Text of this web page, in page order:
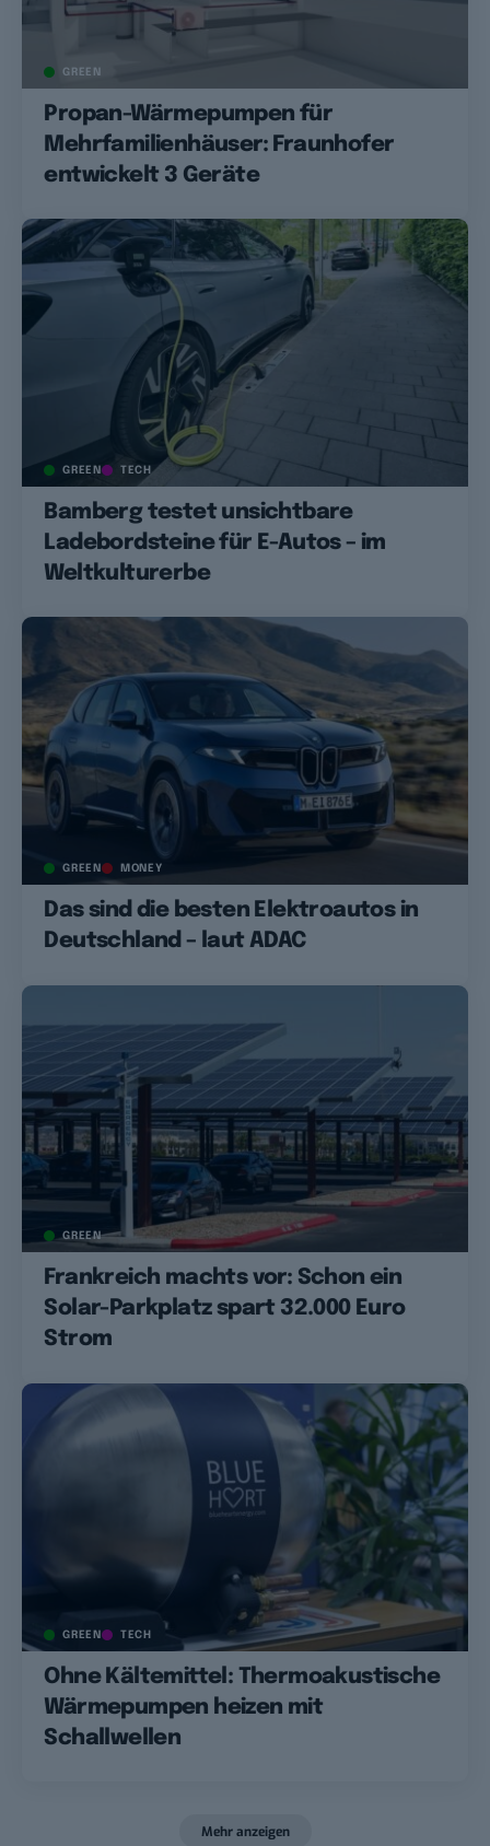
GREEN
Propan-Wärmepumpen für
Mehrfamilienhäuser: Fraunhofer
entwickelt 3 Geräte
GREEN TECH
Bamberg testet unsichtbare
Ladebordsteine für E-Autos – im
Weltkulturerbe
GREEN MONEY
Das sind die besten Elektroautos in
Deutschland – laut ADAC
GREEN
Frankreich machts vor: Schon ein
Solar-Parkplatz spart 32.000 Euro
Strom
GREEN TECH
Ohne Kältemittel: Thermoakustische
Wärmepumpen heizen mit
Schallwellen
Mehr anzeigen